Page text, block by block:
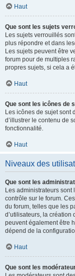
Haut
Que sont les sujets
Les sujets verrouillés
plus répondre et dans
Les sujets peuvent être
forum pour de multiples
propres sujets, si cela a
Haut
Que sont les icônes de
Les icônes de sujet sont
d’illustrer le contenu de
fonctionnalité.
Haut
Niveaux des
Que sont les
Les administrateurs
contrôle sur le forum.
du forum, telles que les
d’utilisateurs, la création
peuvent également être
dépend de la
Haut
Que sont les